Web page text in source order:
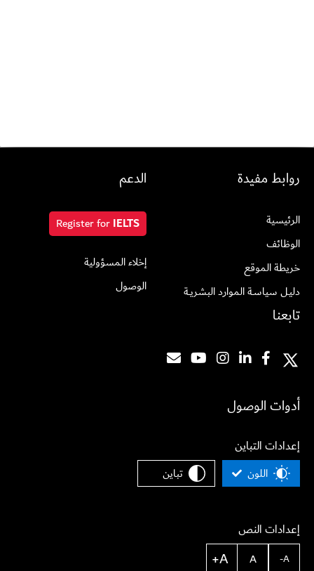
روابط مفيدة
الرئيسية
الوظائف
خريطة الموقع
دليـل سياسـة الموارد البشريــة
الدعم
Register forIELTS
إخلاء المسؤولية
الوصول
تابعنا
أدوات الوصول
إعدادات التباين
اللون تباين
إعدادات النص
A-
A
A+